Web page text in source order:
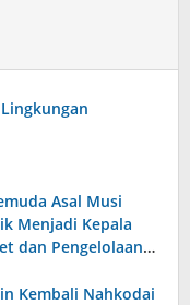
Asal Musi
Menjadi Kepala
dan Pengelolaan
Kembali Nahkodai